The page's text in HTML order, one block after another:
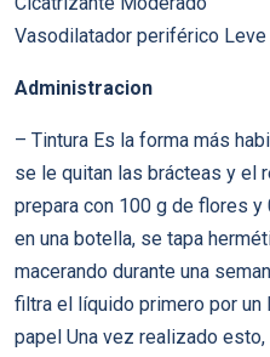
Vasodilatador periférico Leve
Administracion
– Tintura Es la forma más
se le quitan las brácteas y el
prepara con 100 g de flores
en una botella, se tapa
macerando durante una
filtra el líquido primero por un
papel Una vez realizado